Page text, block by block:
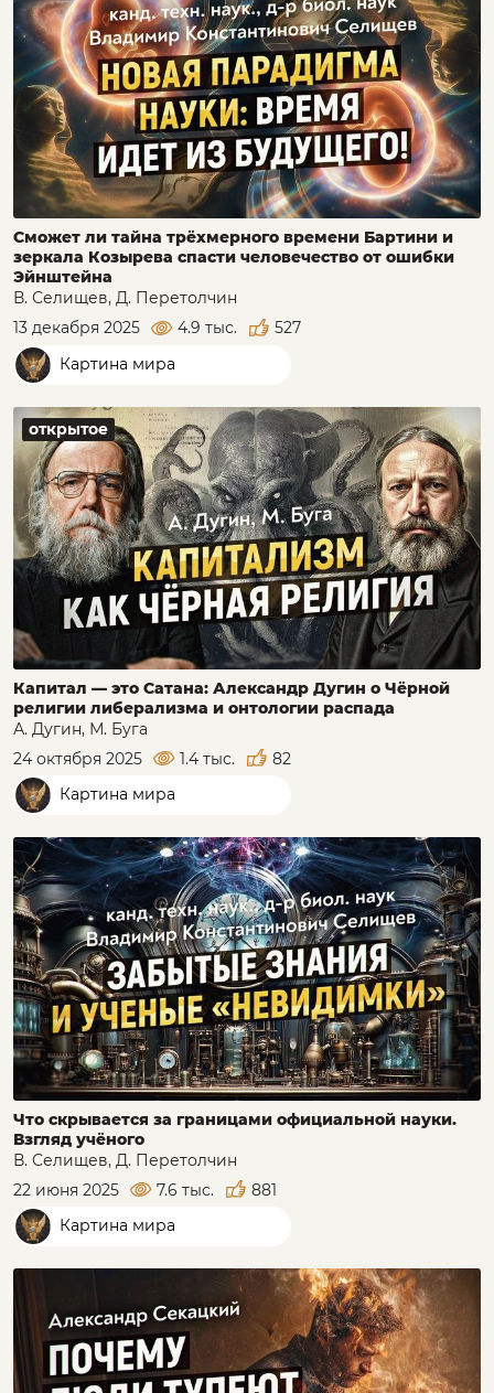
Сможет ли тайна трёхмерного времени Бартини и
зеркала Козырева спасти человечество от ошибки
Эйнштейна
В. Селищев, Д. Перетолчин
13 декабря 2025
4.9 тыс.
527
Картина мира
открытое
Капитал — это Сатана: Александр Дугин о Чёрной
религии либерализма и онтологии распада
А. Дугин, М. Буга
24 октября 2025
1.4 тыс.
82
Картина мира
Что скрывается за границами официальной науки.
Взгляд учёного
В. Селищев, Д. Перетолчин
22 июня 2025
7.6 тыс.
881
Картина мира